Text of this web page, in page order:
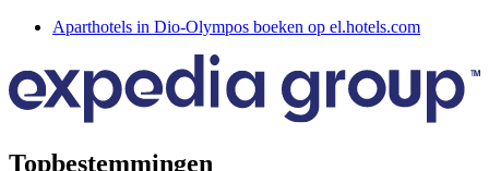
Aparthotels in Dio-Olympos boeken op el.hotels.com
Topbestemmingen